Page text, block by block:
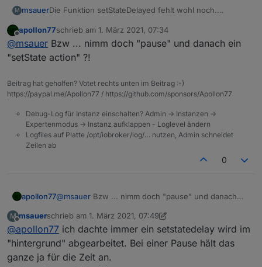
M msauerDie Funktion setStateDelayed fehlt wohl noch.
apollon77schrieb am 1. März 2021, 07:34
zuletzt editiert von
@msauer Bzw ... nimm doch "pause" und danach ein
"setState action" ?!
Beitrag hat geholfen? Votet rechts unten im Beitrag :-)
https://paypal.me/Apollon77 / https://github.com/sponsors/Apollon77
Debug-Log für Instanz einschalten? Admin -> Instanzen ->
Expertenmodus -> Instanz aufklappen - Loglevel ändern
Logfiles auf Platte /opt/iobroker/log/… nutzen, Admin schneidet
Zeilen ab
0
apollon77@msauer Bzw ... nimm doch "pause" und danach
M
Offline
msauerschrieb am 1. März 2021, 07:49
zuletzt editiert von msauer 3. Jan. 2021, 08:50
@apollon77 ich dachte immer ein setstatedelay wird im
"hintergrund" abgearbeitet. Bei einer Pause hält das
ganze ja für die Zeit an.